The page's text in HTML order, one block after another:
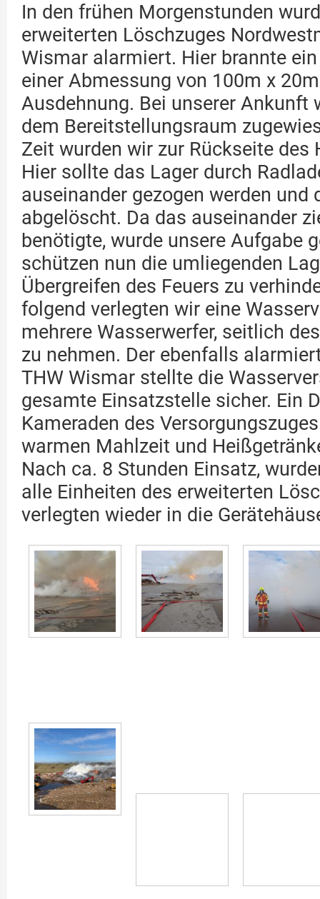
In den frühen Morgenstunden
erweiterten Löschzuges
Wismar alarmiert. Hier brannte
einer Abmessung von 100m x
Ausdehnung. Bei unserer Ankunft
dem Bereitstellungsraum
Zeit wurden wir zur Rückseite des
Hier sollte das Lager durch
auseinander gezogen werden und
abgelöscht. Da das auseinander
benötigte, wurde unsere Aufgabe
schützen nun die umliegenden
Übergreifen des Feuers zu
folgend verlegten wir eine
mehrere Wasserwerfer, seitlich
zu nehmen. Der ebenfalls
THW Wismar stellte die
gesamte Einsatzstelle sicher. Ein
Kameraden des
warmen Mahlzeit und
Nach ca. 8 Stunden Einsatz,
alle Einheiten des erweiterten
verlegten wieder in die